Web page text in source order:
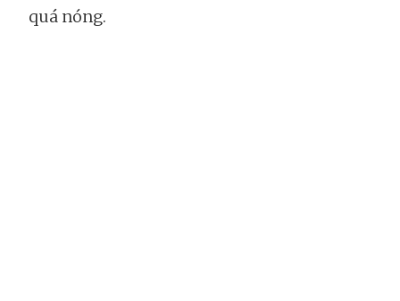
quá nóng.